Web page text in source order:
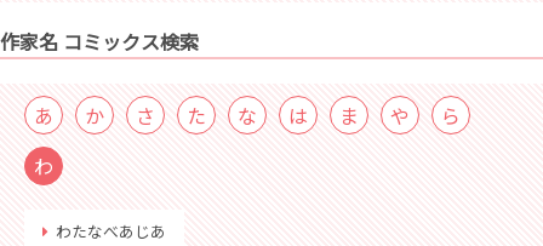
作家名 コミックス検索
あ か さ た な は ま や
ら
わ
わたなべあじあ